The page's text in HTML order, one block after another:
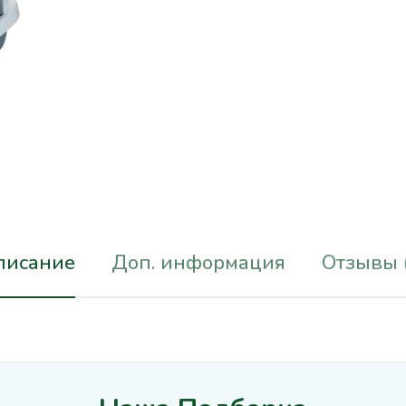
Доп. информация Отзывы